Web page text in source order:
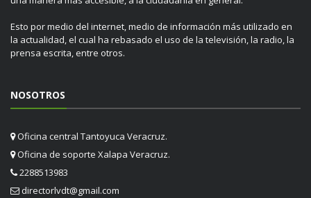
Esto por medio del internet, medio de información más utilizado en
la actualidad, el cual ha rebasado el uso de la televisión, la radio, la
prensa escrita, entre otros.
NOSOTROS
Oficina central Tantoyuca Veracruz.
Oficina de soporte Xalapa Veracruz.
2288513983
directorlvdt@gmail.com